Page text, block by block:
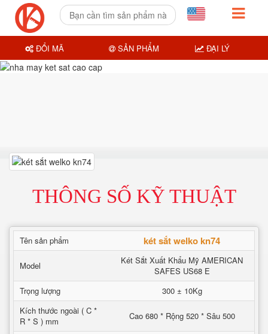
THÔNG SỐ KỸ THUẬT
Tên sản phẩm két sắt welko kn74
Model
Két Sắt Xuất Khẩu Mỹ AMERICAN
SAFES US68 E
Trọng lượng
300 ± 10Kg
Kích thước ngoài ( C *
R * S ) mm
Cao 680 * Rộng 520 * Sâu 500
ĐỔI MÃ SẢN PHẨM ĐẠI LÝ